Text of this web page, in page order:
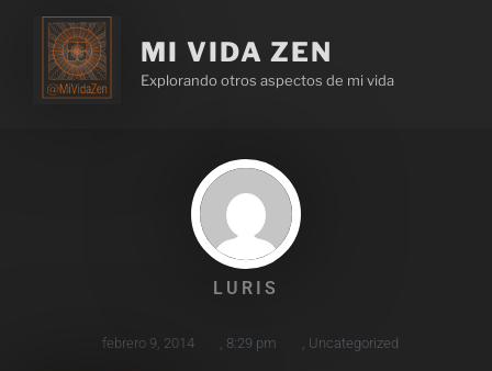
MI VIDA ZEN
Explorando otros aspectos de mi vida
LURIS
febrero 9, 2014 8:29 pm Uncategorized